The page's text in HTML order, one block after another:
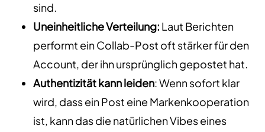
sind.
Uneinheitliche Verteilung: Laut Berichten
performt ein Collab-Post oft stärker für den
Account, der ihn ursprünglich gepostet hat.
Authentizität kann leiden: Wenn sofort klar
wird, dass ein Post eine Markenkooperation
ist, kann das die natürlichen Vibes eines